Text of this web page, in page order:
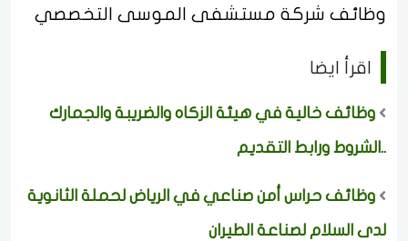
وظائف شركة مستشفى الموسى التخصصي
اقرأ ايضا
وظائف خالية في هيئة الزكاه والضريبة والجمارك
..الشروط ورابط التقديم
وظائف حراس أمن صناعي في الرياض لحملة الثانوية
لدى السلام لصناعة الطيران